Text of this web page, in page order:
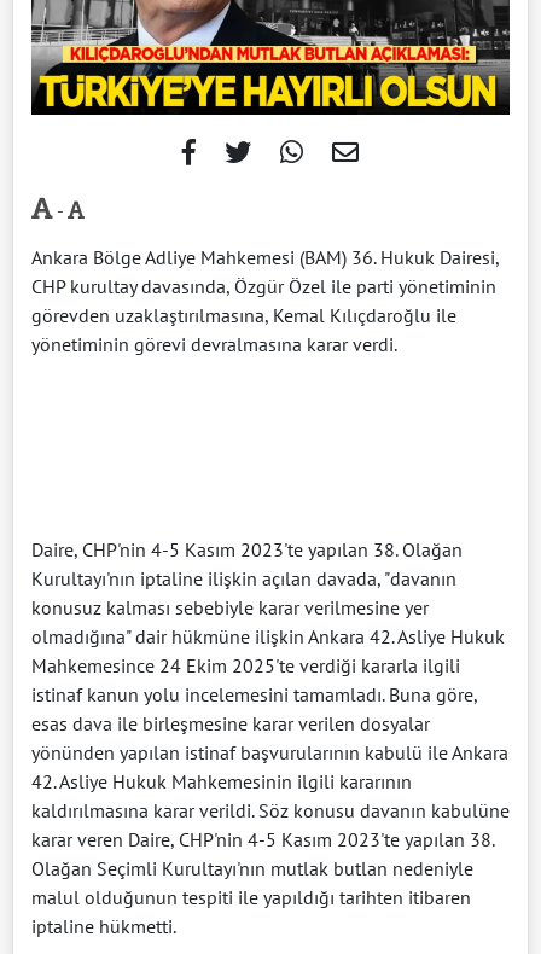
-
Ankara Bölge Adliye Mahkemesi (BAM) 36. Hukuk Dairesi,
CHP kurultay davasında, Özgür Özel ile parti yönetiminin
görevden uzaklaştırılmasına, Kemal Kılıçdaroğlu ile
yönetiminin görevi devralmasına karar verdi.
Daire, CHP'nin 4-5 Kasım 2023'te yapılan 38. Olağan
Kurultayı'nın iptaline ilişkin açılan davada, "davanın
konusuz kalması sebebiyle karar verilmesine yer
olmadığına" dair hükmüne ilişkin Ankara 42. Asliye Hukuk
Mahkemesince 24 Ekim 2025'te verdiği kararla ilgili
istinaf kanun yolu incelemesini tamamladı. Buna göre,
esas dava ile birleşmesine karar verilen dosyalar
yönünden yapılan istinaf başvurularının kabulü ile Ankara
42. Asliye Hukuk Mahkemesinin ilgili kararının
kaldırılmasına karar verildi. Söz konusu davanın kabulüne
karar veren Daire, CHP'nin 4-5 Kasım 2023'te yapılan 38.
Olağan Seçimli Kurultayı'nın mutlak butlan nedeniyle
malul olduğunun tespiti ile yapıldığı tarihten itibaren
iptaline hükmetti.